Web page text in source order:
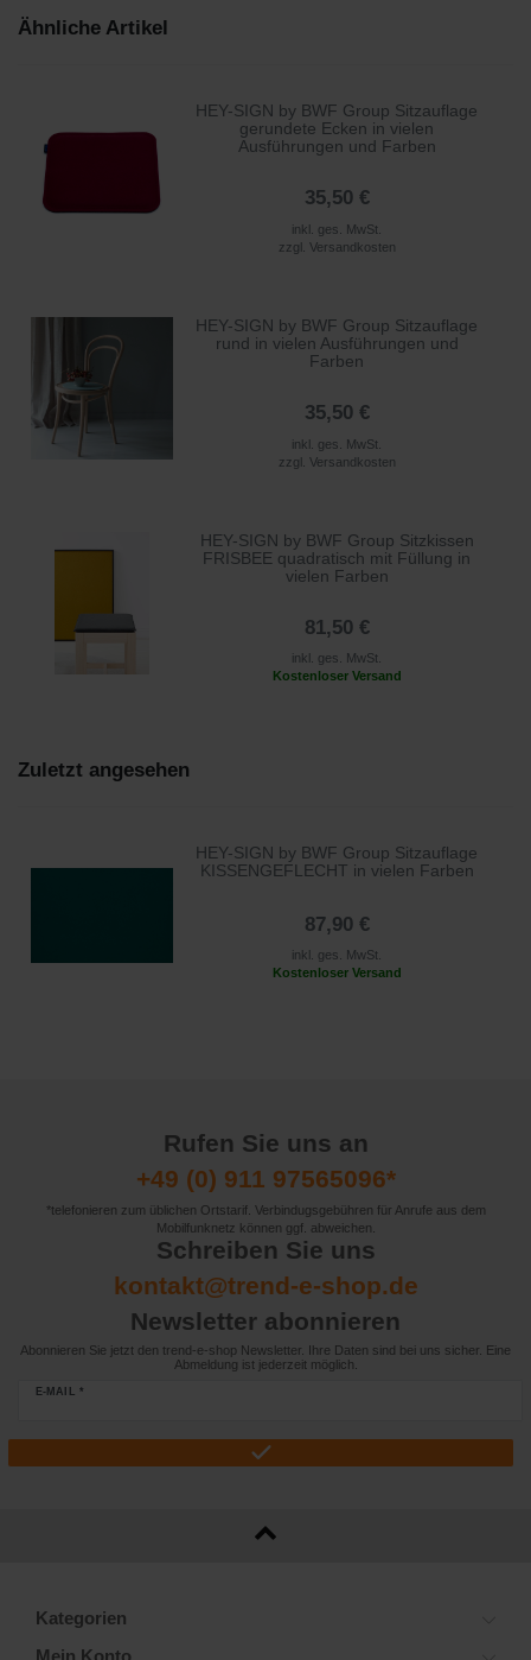
Ähnliche Artikel
HEY-SIGN by BWF Group Sitzauflage
gerundete Ecken in vielen
Ausführungen und Farben
35,50 €
inkl. ges. MwSt.
zzgl. Versandkosten
HEY-SIGN by BWF Group Sitzauflage
rund in vielen Ausführungen und
Farben
35,50 €
inkl. ges. MwSt.
zzgl. Versandkosten
HEY-SIGN by BWF Group Sitzkissen
FRISBEE quadratisch mit Füllung in
vielen Farben
81,50 €
inkl. ges. MwSt.
Kostenloser Versand
Zuletzt angesehen
HEY-SIGN by BWF Group Sitzauflage
KISSENGEFLECHT in vielen Farben
87,90 €
inkl. ges. MwSt.
Kostenloser Versand
Rufen Sie uns an
+49 (0) 911 97565096*
*telefonieren zum üblichen Ortstarif. Verbindugsgebühren für Anrufe aus dem
Mobilfunknetz können ggf. abweichen.
Schreiben Sie uns
kontakt@trend-e-shop.de
Newsletter abonnieren
Abonnieren Sie jetzt den trend-e-shop Newsletter. Ihre Daten sind bei uns sicher. Eine
Abmeldung ist jederzeit möglich.
E-MAIL *
Kategorien